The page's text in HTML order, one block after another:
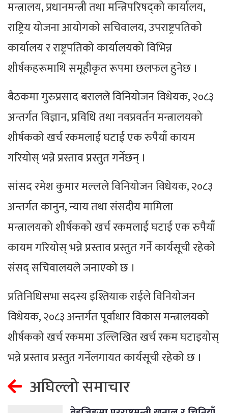
मन्त्रालय, प्रधानमन्त्री तथा मन्त्रिपरिषद्को कार्यालय,
राष्ट्रिय योजना आयोगको सचिवालय, उपराष्ट्रपतिको
कार्यालय र राष्ट्रपतिको कार्यालयको विभिन्न
शीर्षकहरूमाथि समूहीकृत रूपमा छलफल हुनेछ ।
बैठकमा गुरुप्रसाद बरालले विनियोजन विधेयक, २०८३
अन्तर्गत विज्ञान, प्रविधि तथा नवप्रवर्तन मन्त्रालयको
शीर्षकको खर्च रकमलाई घटाई एक रुपैयाँ कायम
गरियोस् भन्ने प्रस्ताव प्रस्तुत गर्नेछन् ।
सांसद रमेश कुमार मल्लले विनियोजन विधेयक, २०८३
अन्तर्गत कानुन, न्याय तथा संसदीय मामिला
मन्त्रालयको शीर्षकको खर्च रकमलाई घटाई एक रुपैयाँ
कायम गरियोस् भन्ने प्रस्ताव प्रस्तुत गर्ने कार्यसूची रहेको
संसद् सचिवालयले जनाएको छ ।
प्रतिनिधिसभा सदस्य इश्तियाक राईले विनियोजन
विधेयक, २०८३ अन्तर्गत पूर्वाधार विकास मन्त्रालयको
शीर्षकको खर्च रकममा उल्लिखित खर्च रकम घटाइयोस्
भन्ने प्रस्ताव प्रस्तुत गर्नेलगायत कार्यसूची रहेको छ ।
अघिल्लो समाचार